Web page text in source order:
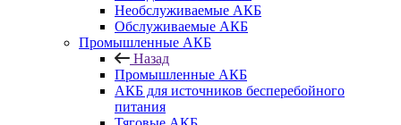
Необслуживаемые АКБ
Обслуживаемые АКБ
Промышленные АКБ
Назад
Промышленные АКБ
АКБ для источников бесперебойного
питания